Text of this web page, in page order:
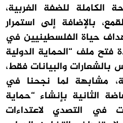
الكاملة للضفة الغربية،
بالإضافة إلى استمرار
حياة الفلسطينيين في
فتح ملف “الحماية الدولية
والبيانات فقط،
مشابهة لما نجحنا في
الثانية بإنشاء “حماية
في التصدي لاعتداءات